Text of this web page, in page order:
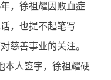
，徐祖耀因败血症
，也提不起笔写
慈善事业的关注。
本人签字，徐祖耀硬